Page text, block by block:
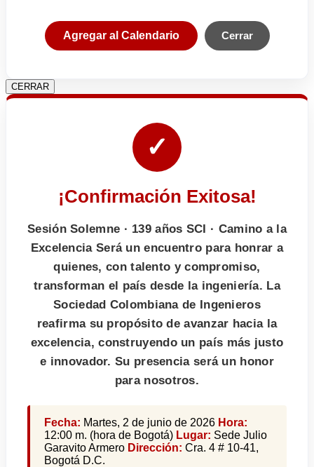
Agregar al Calendario Cerrar
CERRAR
✓
¡Confirmación Exitosa!
Sesión Solemne · 139 años SCI · Camino a la
Excelencia Será un encuentro para honrar a
quienes, con talento y compromiso,
transforman el país desde la ingeniería. La
Sociedad Colombiana de Ingenieros
reafirma su propósito de avanzar hacia la
excelencia, construyendo un país más justo
e innovador. Su presencia será un honor
para nosotros.
Fecha: Martes, 2 de junio de 2026 Hora:
12:00 m. (hora de Bogotá) Lugar: Sede Julio
Garavito Armero Dirección: Cra. 4 # 10-41,
Bogotá D.C.